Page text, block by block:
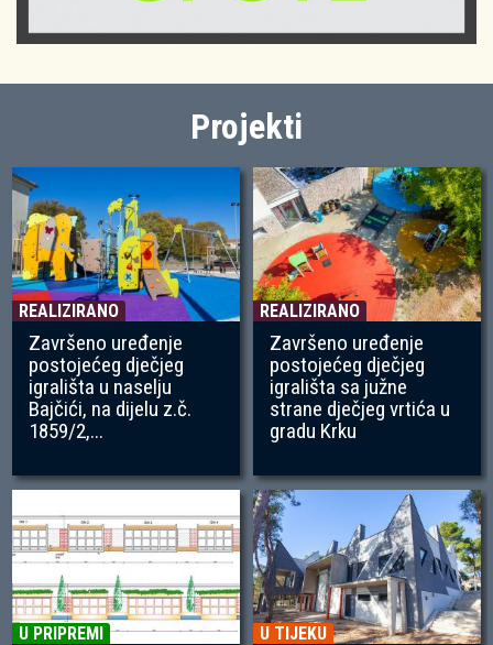
Projekti
REALIZIRANO
Završeno uređenje
postojećeg dječjeg
igrališta u naselju
Bajčići, na dijelu z.č.
1859/2,...
REALIZIRANO
Završeno uređenje
postojećeg dječjeg
igrališta sa južne
strane dječjeg vrtića u
gradu Krku
U PRIPREMI U TIJEKU